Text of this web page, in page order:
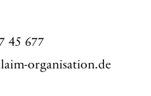
45 677
organisation.de